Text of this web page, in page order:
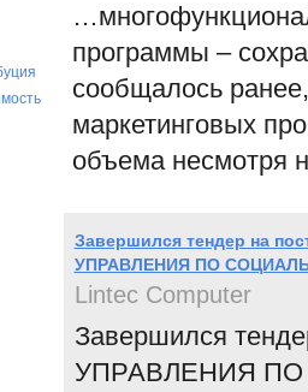
программы –
сообщалось
маркетинговых
объема несмотря
Завершился тендер на
УПРАВЛЕНИЯ ПО
Lintec Computer
Завершился
УПРАВЛЕНИЯ